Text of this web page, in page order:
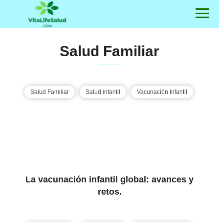
Salud Familiar
Salud Familiar Salud infantil Vacunación Infantil
La vacunación infantil global: avances y
retos.